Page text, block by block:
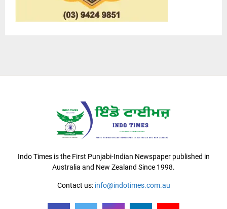
Indo Times is the First Punjabi-Indian Newspaper published in
Australia and New Zealand Since 1998.
Contact us: info@indotimes.com.au